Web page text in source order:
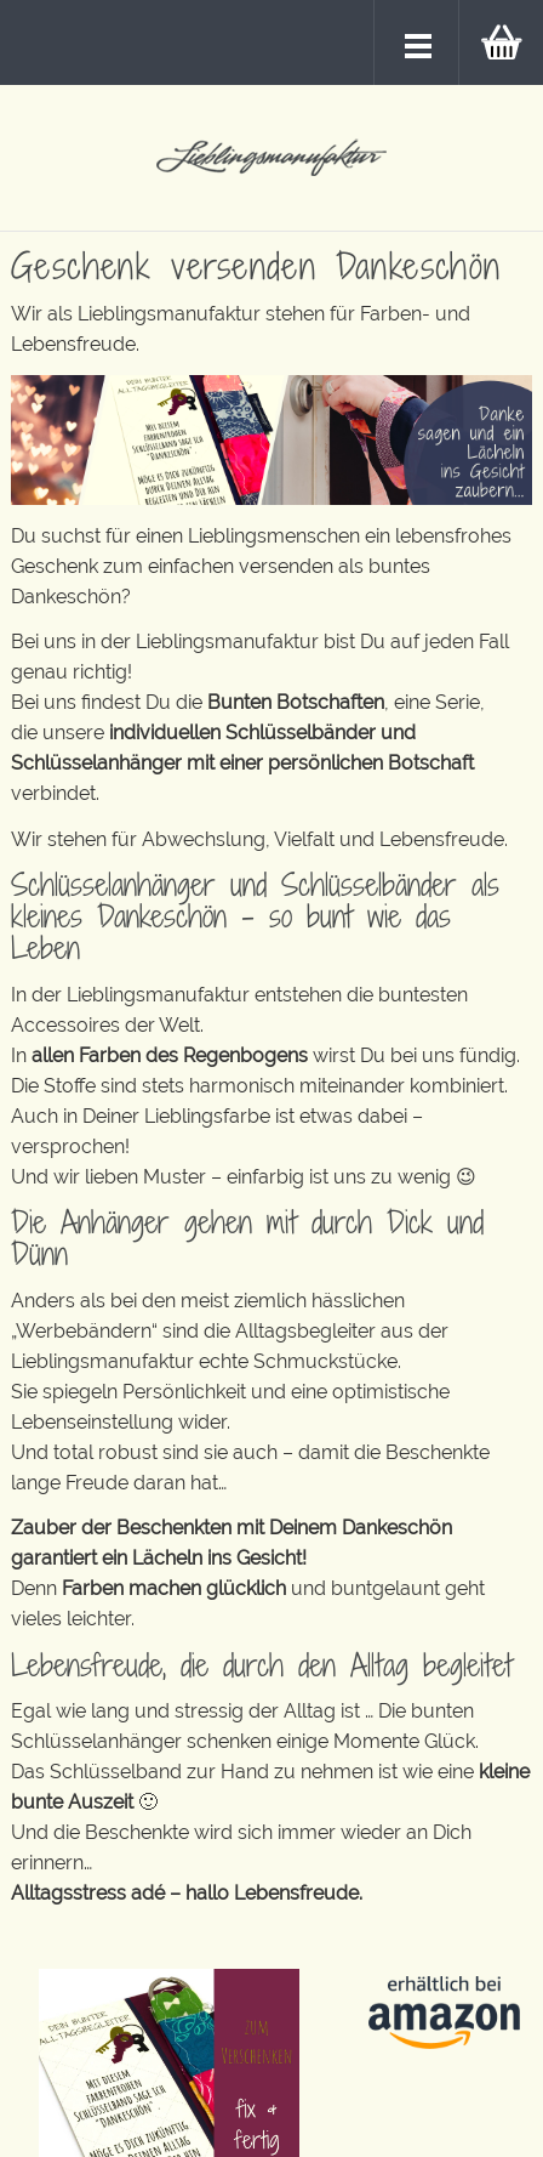
Geschenk versenden Dankeschön
Wir als Lieblingsmanufaktur stehen für Farben- und
Lebensfreude.
Du suchst für einen Lieblingsmenschen ein lebensfrohes
Geschenk zum einfachen versenden als buntes
Dankeschön?
Bei uns in der Lieblingsmanufaktur bist Du auf jeden Fall
genau richtig!
Bei uns findest Du die Bunten Botschaften, eine Serie,
die unsere individuellen Schlüsselbänder und
Schlüsselanhänger mit einer persönlichen Botschaft
verbindet.
Wir stehen für Abwechslung, Vielfalt und Lebensfreude.
Schlüsselanhänger und Schlüsselbänder als
kleines Dankeschön – so bunt wie das
Leben
In der Lieblingsmanufaktur entstehen die buntesten
Accessoires der Welt.
In allen Farben des Regenbogens wirst Du bei uns fündig.
Die Stoffe sind stets harmonisch miteinander kombiniert.
Auch in Deiner Lieblingsfarbe ist etwas dabei –
versprochen!
Und wir lieben Muster – einfarbig ist uns zu wenig 😉
Die Anhänger gehen mit durch Dick und
Dünn
Anders als bei den meist ziemlich hässlichen
„Werbebändern“ sind die Alltagsbegleiter aus der
Lieblingsmanufaktur echte Schmuckstücke.
Sie spiegeln Persönlichkeit und eine optimistische
Lebenseinstellung wider.
Und total robust sind sie auch – damit die Beschenkte
lange Freude daran hat…
Zauber der Beschenkten mit Deinem Dankeschön
garantiert ein Lächeln ins Gesicht!
Denn Farben machen glücklich und buntgelaunt geht
vieles leichter.
Lebensfreude, die durch den Alltag begleitet
Egal wie lang und stressig der Alltag ist … Die bunten
Schlüsselanhänger schenken einige Momente Glück.
Das Schlüsselband zur Hand zu nehmen ist wie eine kleine
bunte Auszeit🙂
Und die Beschenkte wird sich immer wieder an Dich
erinnern…
Alltagsstress adé – hallo Lebensfreude.